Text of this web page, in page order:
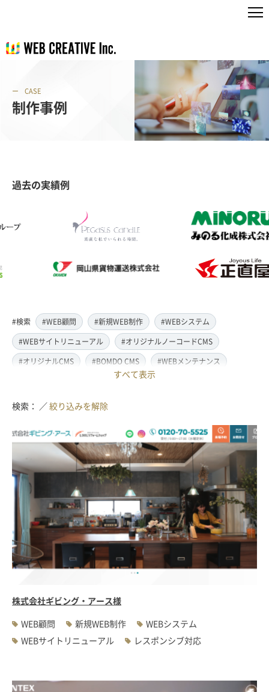
CASE
制作事例
過去の実績例
#検索 #WEB顧問 #新規WEB制作
#WEBシステム
#WEBサイトリニューアル
#オリジナルノーコードCMS
#オリジナルCMS
#BOMDO CMS
#WEBメンテナンス
#レスポンシブ対応
#翻訳・多言語対応
#情報管理システム
#取材・ライティング
#写真撮影
#動画制作(撮影・編集)
#ドローン撮影(空撮)
#イラスト制作
#アクセス解析・SEO対策
#名刺・パンフレット制作
#販促・ノベルティーグッズ制作
#ロゴマークデザイン
#SDGsサポート
#IT導入補助金
#JavaScript
#WEBサーバ移転
#AWS構築
#IoT関連
#Androidアプリ開発
#インソーシングコンサルティング
#採用・求人
#学校・教育・スクール
#病院・クリニック・医療
#集客サポート #広告運用
すべて表示
検索： ／絞り込みを解除
株式会社ギビング・アース様
WEB顧問
新規WEB制作
WEBシステム
WEBサイトリニューアル
レスポンシブ対応